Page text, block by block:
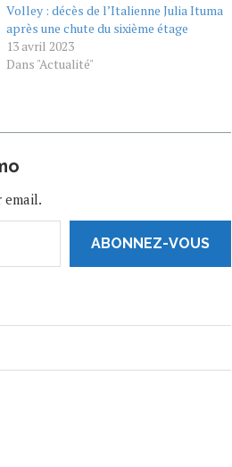
Volley : décès de l’Italienne Julia Ituma
après une chute du sixième étage
13 avril 2023
Dans "Actualité"
email.
ABONNEZ-VOUS